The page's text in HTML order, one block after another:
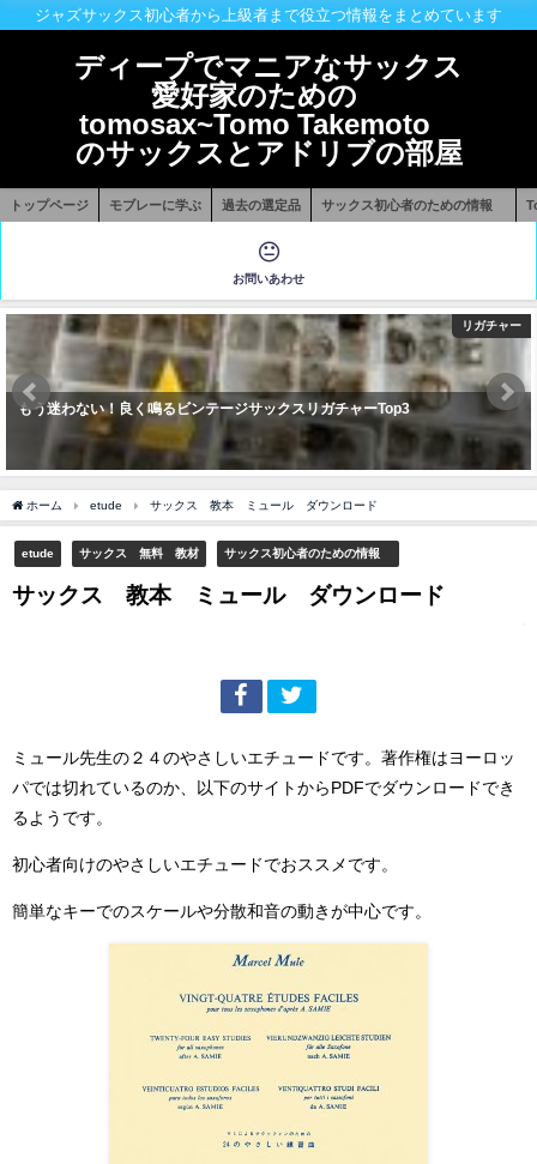
ジャズサックス初心者から上級者まで役立つ情報をまとめています
ディープでマニアなサックス
愛好家のための
tomosax~Tomo Takemoto
のサックスとアドリブの部屋
トップページ モブレーに学ぶ 過去の選定品 サックス初心者のための情報
お問いあわせ
リガチャー
もう迷わない！良く鳴るビンテージサックスリガチャーTop3
ホーム etude サックス 教本 ミュール ダウンロード
etude サックス 無料 教材 サックス初心者のための情報
サックス 教本 ミュール ダウンロード
ミュール先生の２４のやさしいエチュードです。著作権はヨーロッ
パでは切れているのか、以下のサイトからPDFでダウンロードでき
るようです。
初心者向けのやさしいエチュードでおススメです。
簡単なキーでのスケールや分散和音の動きが中心です。